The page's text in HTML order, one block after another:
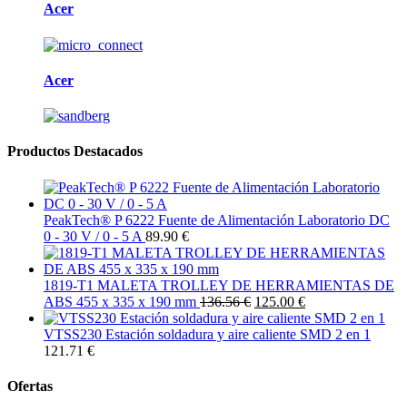
Acer
Acer
Productos Destacados
PeakTech® P 6222 Fuente de Alimentación Laboratorio DC
0 - 30 V / 0 - 5 A 89.90 €
1819-T1 MALETA TROLLEY DE HERRAMIENTAS DE
ABS 455 x 335 x 190 mm 136.56 € 125.00 €
VTSS230 Estación soldadura y aire caliente SMD 2 en 1
121.71 €
Ofertas